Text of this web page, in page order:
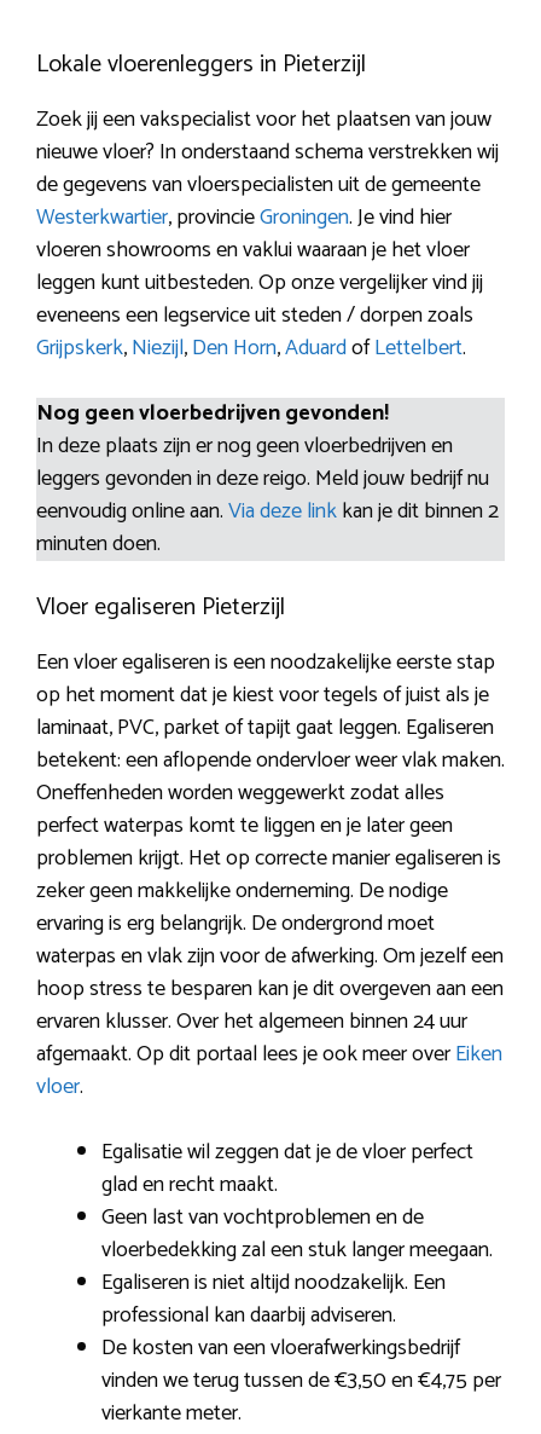
Lokale vloerenleggers in Pieterzijl
Zoek jij een vakspecialist voor het plaatsen van jouw
nieuwe vloer? In onderstaand schema verstrekken wij
de gegevens van vloerspecialisten uit de gemeente
Westerkwartier, provincieGroningen. Je vind hier
vloeren showrooms en vaklui waaraan je het vloer
leggen kunt uitbesteden. Op onze vergelijker vind jij
eveneens een legservice uit steden / dorpen zoals
Grijpskerk,Niezijl,Den Horn,AduardofLettelbert.
Nog geen vloerbedrijven gevonden!
In deze plaats zijn er nog geen vloerbedrijven en
leggers gevonden in deze reigo. Meld jouw bedrijf nu
eenvoudig online aan.Via deze linkkan je dit binnen 2
minuten doen.
Vloer egaliseren Pieterzijl
Een vloer egaliseren is een noodzakelijke eerste stap
op het moment dat je kiest voor tegels of juist als je
laminaat, PVC, parket of tapijt gaat leggen. Egaliseren
betekent: een aflopende ondervloer weer vlak maken.
Oneffenheden worden weggewerkt zodat alles
perfect waterpas komt te liggen en je later geen
problemen krijgt. Het op correcte manier egaliseren is
zeker geen makkelijke onderneming. De nodige
ervaring is erg belangrijk. De ondergrond moet
waterpas en vlak zijn voor de afwerking. Om jezelf een
hoop stress te besparen kan je dit overgeven aan een
ervaren klusser. Over het algemeen binnen 24 uur
afgemaakt. Op dit portaal lees je ook meer overEiken
vloer.
Egalisatie wil zeggen dat je de vloer perfect
glad en recht maakt.
Geen last van vochtproblemen en de
vloerbedekking zal een stuk langer meegaan.
Egaliseren is niet altijd noodzakelijk. Een
professional kan daarbij adviseren.
De kosten van een vloerafwerkingsbedrijf
vinden we terug tussen de €3,50 en €4,75 per
vierkante meter.